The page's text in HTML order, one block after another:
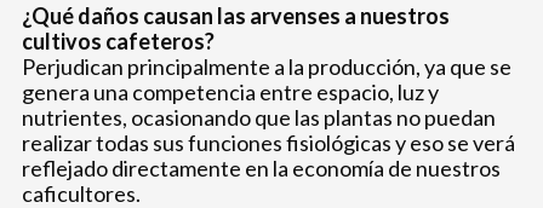
¿Qué daños causan las arvenses a nuestros
cultivos cafeteros?
Perjudican principalmente a la producción, ya que se
genera una competencia entre espacio, luz y
nutrientes, ocasionando que las plantas no puedan
realizar todas sus funciones fisiológicas y eso se verá
reflejado directamente en la economía de nuestros
caficultores.